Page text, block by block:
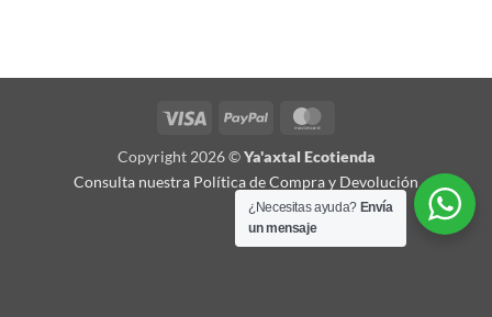
Visa PayPal
Copyright 2026 ©Ya'axtal Ecotienda
Consulta nuestra Política de Compra y Devolución
¿Necesitas ayuda? Envía
un mensaje